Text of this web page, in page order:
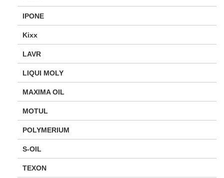
IPONE
Kixx
LAVR
LIQUI MOLY
MAXIMA OIL
MOTUL
POLYMERIUM
S-OIL
TEXON